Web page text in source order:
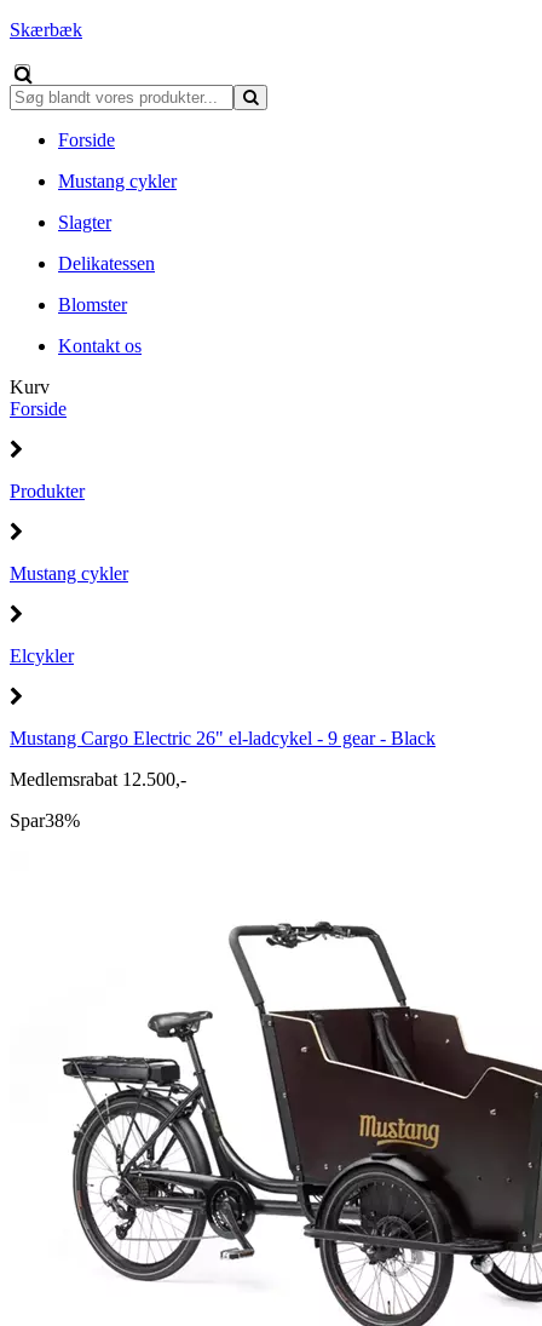
Skærbæk
Forside
Mustang cykler
Slagter
Delikatessen
Blomster
Kontakt os
Kurv
Forside
Produkter
Mustang cykler
Elcykler
Mustang Cargo Electric 26" el-ladcykel - 9 gear - Black
Medlemsrabat 12.500,-
Spar38%